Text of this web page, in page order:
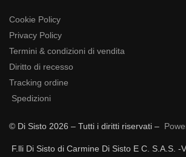
Cookie Policy
Privacy Policy
Termini & condizioni di vendita
Diritto di recesso
Tracking ordine
Spedizioni
© Di Sisto 2026 – Tutti i diritti riservati –
F.lli Di Sisto di Carmine Di Sisto E C. S.A.S. -